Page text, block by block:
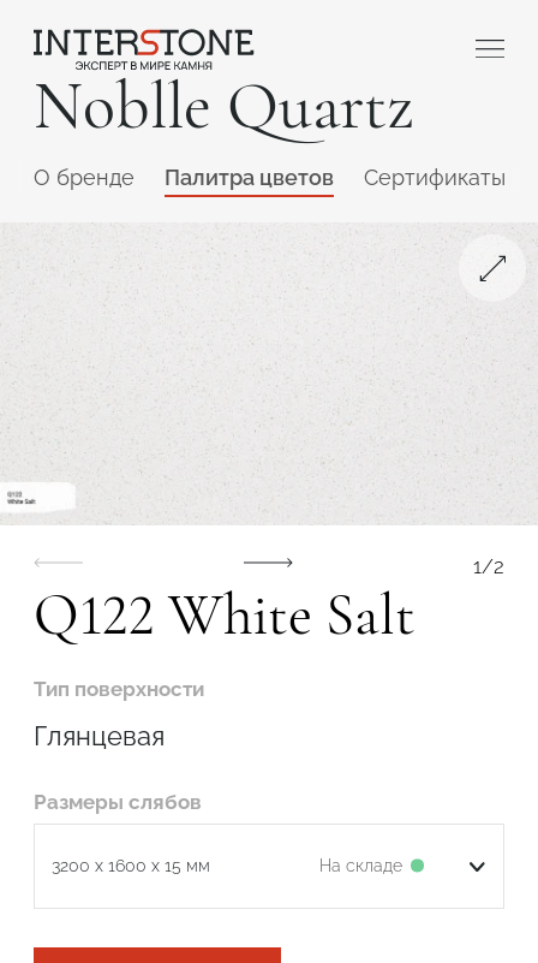
Noblle Quartz
O бренде Палитра цветов Сертификаты
1/2
Q122 White Salt
Тип поверхности
Глянцевая
Размеры слябов
3200 x 1600 x 15 мм На складе
Ваша сфера деятельности
Обработчик Дизайнер